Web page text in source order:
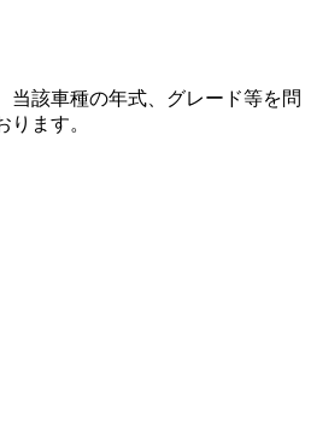
当該車種の年式、グレード等を問
ます。